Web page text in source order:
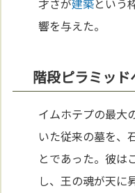
才さが建築という
響を与えた。
階段ピラミッ
イムホテプの最大
いた従来の墓を、
とであった。彼は
し、王の魂が天に